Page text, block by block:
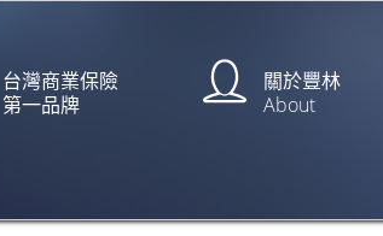
台灣商業保險
第一品牌
關於豐林
About